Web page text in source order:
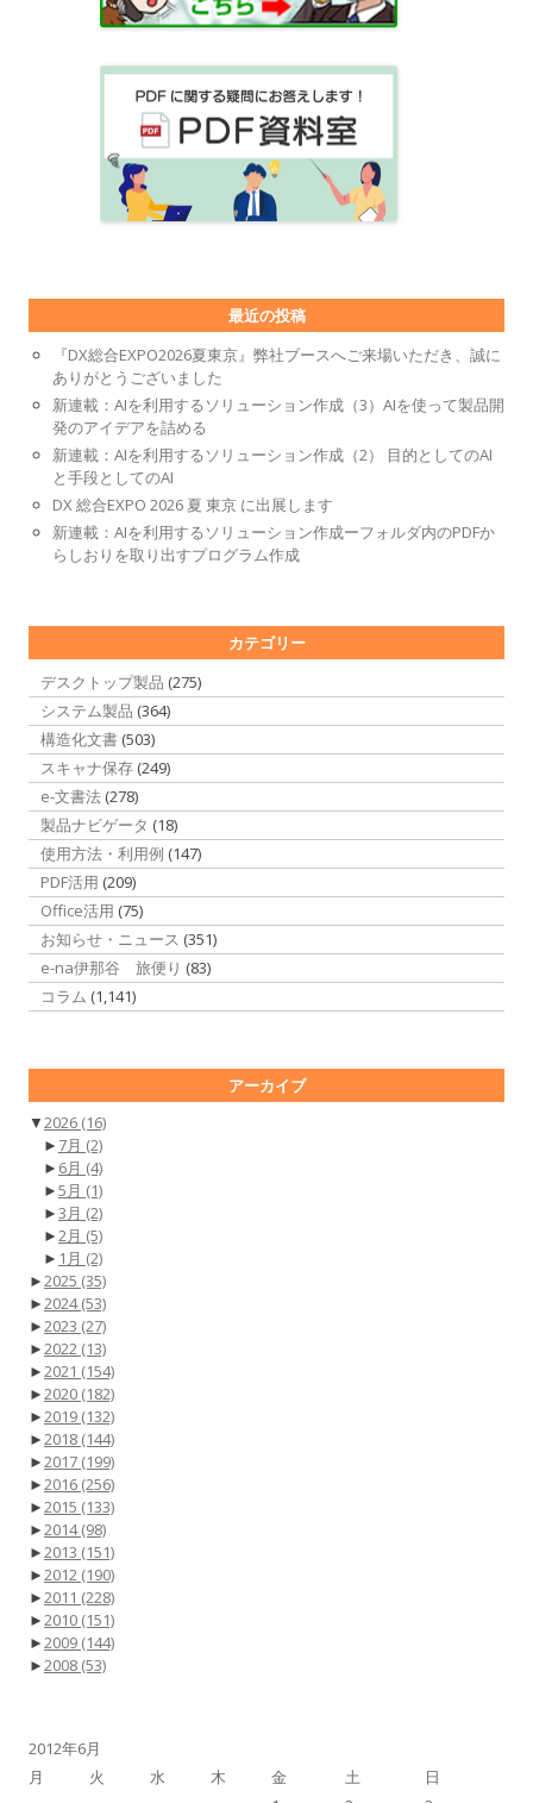
最近の投稿
『DX総合EXPO2026夏東京』弊社ブースへご来場いただき、誠に
ありがとうございました
新連載：AIを利用するソリューション作成（3）AIを使って製品開
発のアイデアを詰める
新連載：AIを利用するソリューション作成（2） 目的としてのAI
と手段としてのAI
DX 総合EXPO 2026 夏 東京 に出展します
新連載：AIを利用するソリューション作成ーフォルダ内のPDFか
らしおりを取り出すプログラム作成
カテゴリー
デスクトップ製品 (275)
システム製品 (364)
構造化文書 (503)
スキャナ保存 (249)
e-文書法 (278)
製品ナビゲータ (18)
使用方法・利用例 (147)
PDF活用 (209)
Office活用 (75)
お知らせ・ニュース (351)
e-na伊那谷 旅便り (83)
コラム (1,141)
アーカイブ
▼2026 (16)
► 7月 (2)
► 6月 (4)
►5月 (1)
►3月 (2)
►2月 (5)
► 1月 (2)
►2025 (35)
►2024(53)
►2023 (27)
►2022 (13)
►2021 (154)
►2020 (182)
►2019 (132)
►2018 (144)
►2017 (199)
►2016 (256)
►2015 (133)
►2014(98)
►2013 (151)
►2012 (190)
►2011 (228)
►2010 (151)
►2009 (144)
►2008 (53)
2012年6月
月
火 水 木 金 土
日